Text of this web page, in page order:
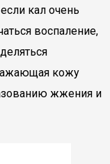
кал очень
воспаление,
кожу
жжения и